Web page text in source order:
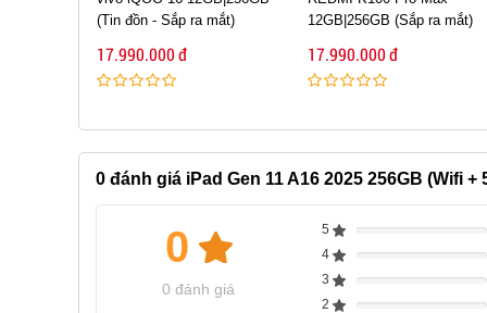
(Tin đồn - Sắp ra mắt)
17.990.000 đ
12GB|256GB (Sắp ra mắt)
17.990.000 đ
0 đánh giá iPad Gen 11 A16 2025 256GB (Wifi +
0
0 đánh giá
5
4
3
2